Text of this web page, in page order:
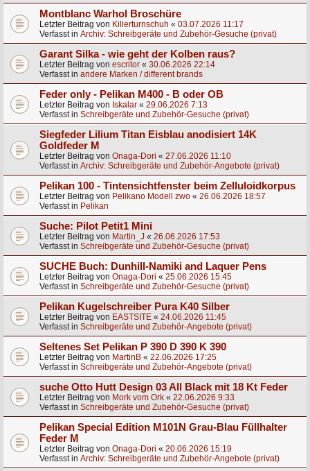
Montblanc Warhol Broschüre
Letzter Beitrag von Killerturnschuh « 03.07.2026 11:17
Verfasst in Archiv: Schreibgeräte und Zubehör-Gesuche (privat)
Garant Silka - wie geht der Kolben raus?
Letzter Beitrag von escritor « 30.06.2026 22:14
Verfasst in andere Marken / different brands
Feder only - Pelikan M400 - B oder OB
Letzter Beitrag von Iskalar « 29.06.2026 7:13
Verfasst in Schreibgeräte und Zubehör-Gesuche (privat)
Siegfeder Lilium Titan Eisblau anodisiert 14K
Goldfeder M
Letzter Beitrag von Onaga-Dori « 27.06.2026 11:10
Verfasst in Archiv: Schreibgeräte und Zubehör-Angebote (privat)
Pelikan 100 - Tintensichtfenster beim Zelluloidkorpus
Letzter Beitrag von Pelikano Modell zwo « 26.06.2026 18:57
Verfasst in Pelikan
Suche: Pilot Petit1 Mini
Letzter Beitrag von Martin_J « 26.06.2026 17:53
Verfasst in Schreibgeräte und Zubehör-Gesuche (privat)
SUCHE Buch: Dunhill-Namiki and Laquer Pens
Letzter Beitrag von Onaga-Dori « 25.06.2026 15:45
Verfasst in Schreibgeräte und Zubehör-Gesuche (privat)
Pelikan Kugelschreiber Pura K40 Silber
Letzter Beitrag von EASTSITE « 24.06.2026 11:45
Verfasst in Schreibgeräte und Zubehör-Angebote (privat)
Seltenes Set Pelikan P 390 D 390 K 390
Letzter Beitrag von MartinB « 22.06.2026 17:25
Verfasst in Schreibgeräte und Zubehör-Angebote (privat)
suche Otto Hutt Design 03 All Black mit 18 Kt Feder
Letzter Beitrag von Mork vom Ork « 22.06.2026 9:33
Verfasst in Schreibgeräte und Zubehör-Gesuche (privat)
Pelikan Special Edition M101N Grau-Blau Füllhalter
Feder M
Letzter Beitrag von Onaga-Dori « 20.06.2026 15:19
Verfasst in Archiv: Schreibgeräte und Zubehör-Angebote (privat)